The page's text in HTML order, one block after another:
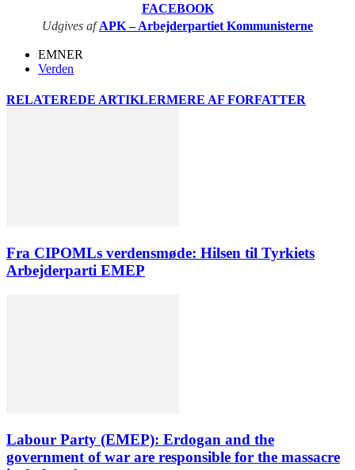
FACEBOOK
Udgives afAPK – Arbejderpartiet Kommunisterne
EMNER
Verden
RELATEREDE ARTIKLERMERE AF FORFATTER
Fra CIPOMLs verdensmøde: Hilsen til Tyrkiets
Arbejderparti EMEP
Labour Party (EMEP): Erdogan and the
government of war are responsible for the massacre